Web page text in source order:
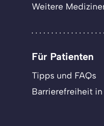
Weitere
Für Patienten
Tipps und FAQs
Barrierefreiheit